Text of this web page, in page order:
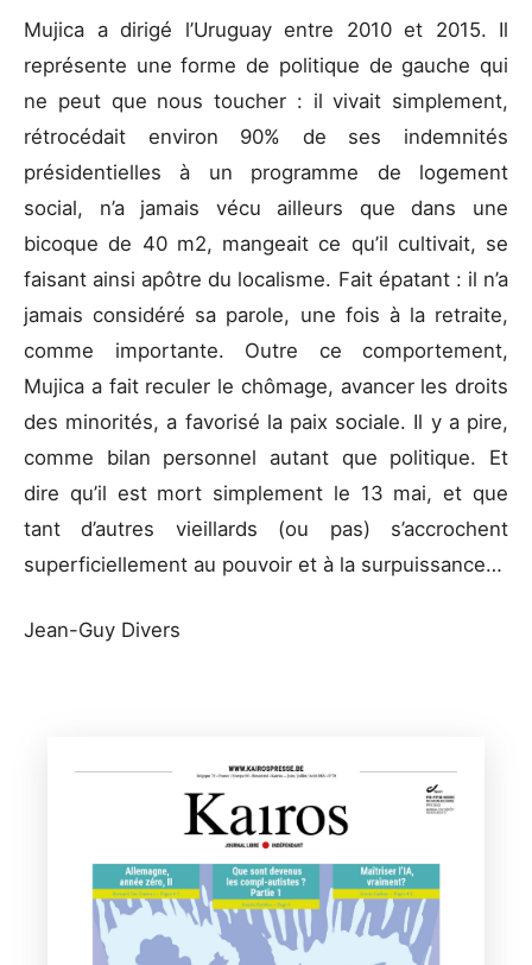
Mujica a dirigé l’Uruguay entre 2010 et 2015. Il
représente une forme de politique de gauche qui
ne peut que nous toucher : il vivait simplement,
rétrocédait environ 90% de ses indemnités
présidentielles à un programme de logement
social, n’a jamais vécu ailleurs que dans une
bicoque de 40 m2, mangeait ce qu’il cultivait, se
faisant ainsi apôtre du localisme. Fait épatant : il n’a
jamais considéré sa parole, une fois à la retraite,
comme importante. Outre ce comportement,
Mujica a fait reculer le chômage, avancer les droits
des minorités, a favorisé la paix sociale. Il y a pire,
comme bilan personnel autant que politique. Et
dire qu’il est mort simplement le 13 mai, et que
tant d’autres vieillards (ou pas) s’accrochent
superficiellement au pouvoir et à la surpuissance…
Jean-Guy Divers